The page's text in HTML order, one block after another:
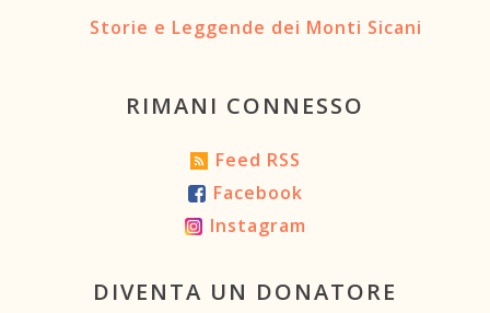
Storie e Leggende dei Monti Sicani
RIMANI CONNESSO
Feed RSS
Facebook
Instagram
DIVENTA UN DONATORE